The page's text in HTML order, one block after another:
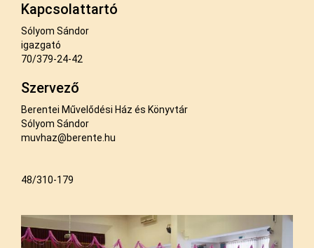
Kapcsolattartó
Sólyom Sándor
igazgató
70/379-24-42
Szervező
Berentei Művelődési Ház és Könyvtár
Sólyom Sándor
muvhaz@berente.hu
48/310-179